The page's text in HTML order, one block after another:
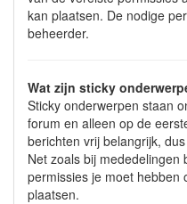
kan plaatsen. De nodige
beheerder.
Wat zijn sticky
Sticky onderwerpen staan
forum en alleen op de
berichten vrij belangrijk,
Net zoals bij
permissies je moet hebben
plaatsen.